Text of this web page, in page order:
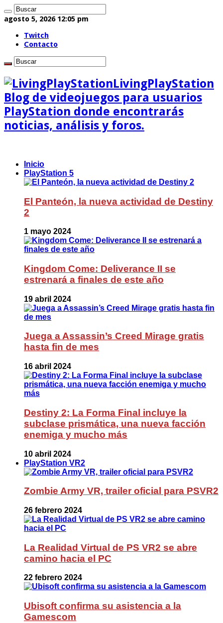
agosto 5, 2026 12:05 pm
Twitch
Contacto
LivingPlayStation
Blog de videojuegos para usuarios
PlayStation donde encontrarás
noticias, análisis y foros.
Inicio
PlayStation 5
El Panteón, la nueva actividad de Destiny
2
1 mayo 2024
Kingdom Come: Deliverance II se
estrenará a finales de este año
19 abril 2024
Juega a Assassin’s Creed Mirage gratis
hasta fin de mes
16 abril 2024
Destiny 2: La Forma Final incluye la
subclase prismática, una nueva facción
enemiga y mucho más
10 abril 2024
PlayStation VR2
Zombie Army VR, trailer oficial para PSVR2
26 febrero 2024
La Realidad Virtual de PS VR2 se abre
camino hacia el PC
22 febrero 2024
Ubisoft confirma su asistencia a la
Gamescom